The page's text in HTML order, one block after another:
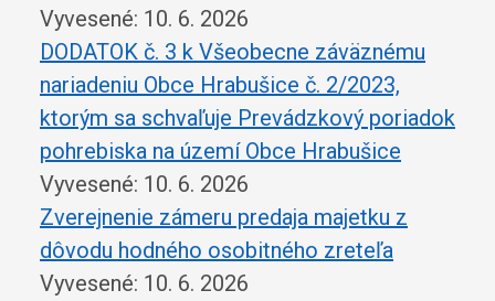
Vyvesené: 10. 6. 2026
DODATOK č. 3 k Všeobecne záväznému
nariadeniu Obce Hrabušice č. 2/2023,
ktorým sa schvaľuje Prevádzkový poriadok
pohrebiska na území Obce Hrabušice
Vyvesené: 10. 6. 2026
Zverejnenie zámeru predaja majetku z
dôvodu hodného osobitného zreteľa
Vyvesené: 10. 6. 2026